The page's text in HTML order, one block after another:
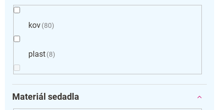
kov 80
plast 8
Materiál sedadla